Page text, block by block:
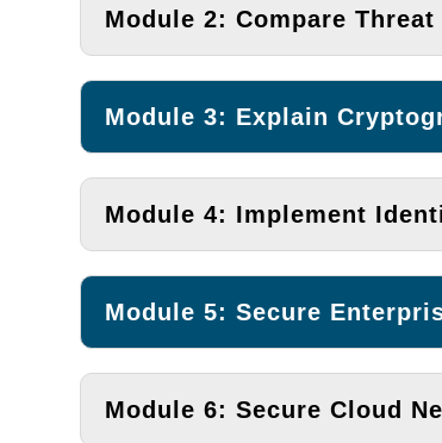
Module 2: Compare Threat
Module 3: Explain
Module 4: Implement
Module 5: Secure
Module 6: Secure Cloud